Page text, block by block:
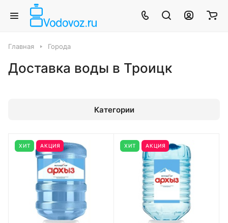
Главная Города
Доставка воды в Троицк
Категории
ХИТ АКЦИЯ ХИТ АКЦИЯ